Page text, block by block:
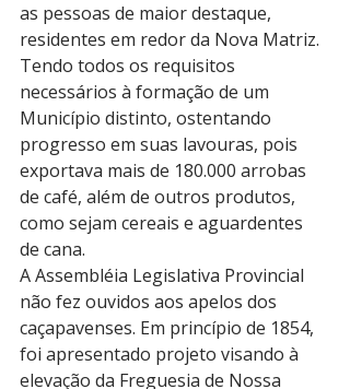
as pessoas de maior destaque,
residentes em redor da Nova Matriz.
Tendo todos os requisitos
necessários à formação de um
Município distinto, ostentando
progresso em suas lavouras, pois
exportava mais de 180.000 arrobas
de café, além de outros produtos,
como sejam cereais e aguardentes
de cana.
A Assembléia Legislativa Provincial
não fez ouvidos aos apelos dos
caçapavenses. Em princípio de 1854,
foi apresentado projeto visando à
elevação da Freguesia de Nossa